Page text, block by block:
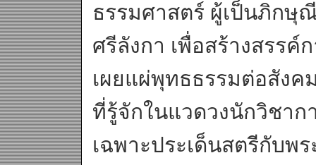
ธรรมศาสตร์ ผู้เป็นภิกษุ
ศรีลังกา เพื่อสร้างสรร
เผยแผ่พุทธธรรมต่อสัง
ที่รู้จักในแวดวงนักวิชา
เฉพาะประเด็นสตรีกับพ